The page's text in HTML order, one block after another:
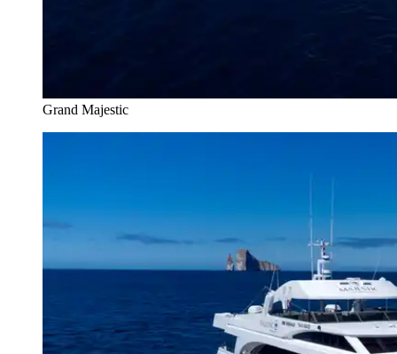
Grand Majestic